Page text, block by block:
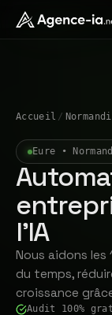
Accueil /
Eure •
l'IA
Nous aidons les
du temps,
croissance
Audit 100%